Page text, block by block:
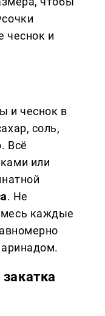
чеснок и
и чеснок в
соль,
Всё
или
. Не
каждые